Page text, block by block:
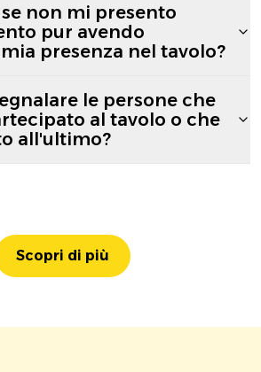
non mi presento
pur avendo
presenza nel tavolo?
le persone che
al tavolo o che
all'ultimo?
Scopri di più